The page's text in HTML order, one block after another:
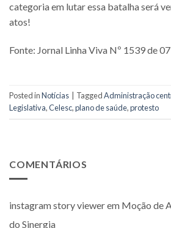
categoria em lutar essa batalha será
atos!
Fonte: Jornal Linha Viva Nº 1539 de
Posted inNotícias TaggedAdministração
Legislativa,Celesc,plano de saúde,protesto
COMENTÁRIOS
instagram story viewerem Moção de
do Sinergia